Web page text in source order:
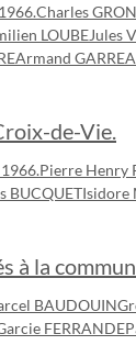
Charles
LOUBEJules
Armand
de-Vie.
Pierre Henry
BUCQUETIsidore
à la
BAUDOUIN
FERRANDE